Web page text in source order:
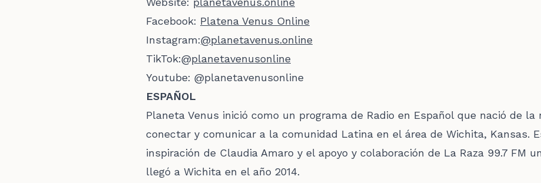
Facebook: Platena Venus Online
Instagram:@planetavenus.online
TikTok:@planetavenusonline
Youtube: @planetavenusonline
ESPAÑOL
Planeta Venus inició como un programa de Radio en Español que nació de la
conectar y comunicar a la comunidad Latina en el área de Wichita, Kansas.
inspiración de Claudia Amaro y el apoyo y colaboración de La Raza 99.7 FM
llegó a Wichita en el año 2014.